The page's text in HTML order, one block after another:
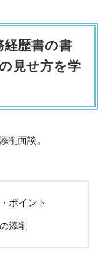
経歴書の書
見せ方を学
削面談。
ポイント
添削